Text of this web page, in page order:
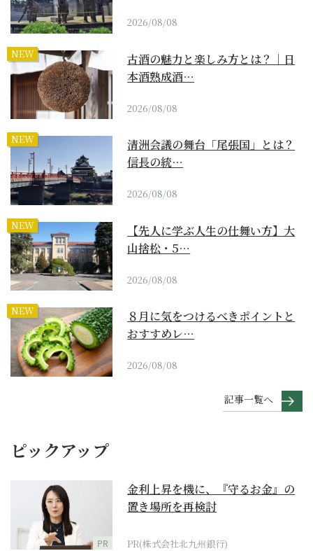
2026/08/08
NEW
古酒の魅力と楽しみ方とは？｜日
本酒熟成酒…
2026/08/08
NEW
清洲会議の舞台「尾張国」とは？
信長の統…
2026/08/08
NEW
【先人に学ぶ人生の仕舞い方】大
山捨松・5…
2026/08/08
NEW
８月に気をつけるべきポイントと
おすすめレ…
2026/08/08
記事一覧へ
ピックアップ
PR
金利上昇を機に、『守るお金』の
置き場所を再検討
PR(株式会社北九州銀行)